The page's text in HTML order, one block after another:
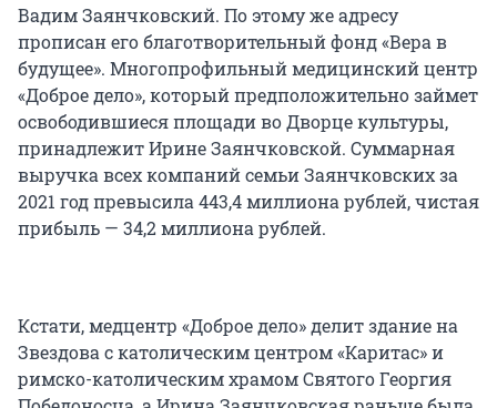
Вадим Заянчковский. По этому же адресу
прописан его благотворительный фонд «Вера в
будущее». Многопрофильный медицинский центр
«Доброе дело», который предположительно займет
освободившиеся площади во Дворце культуры,
принадлежит Ирине Заянчковской. Суммарная
выручка всех компаний семьи Заянчковских за
2021 год превысила 443,4 миллиона рублей, чистая
прибыль — 34,2 миллиона рублей.
Кстати, медцентр «Доброе дело» делит здание на
Звездова с католическим центром «Каритас» и
римско-католическим храмом Святого Георгия